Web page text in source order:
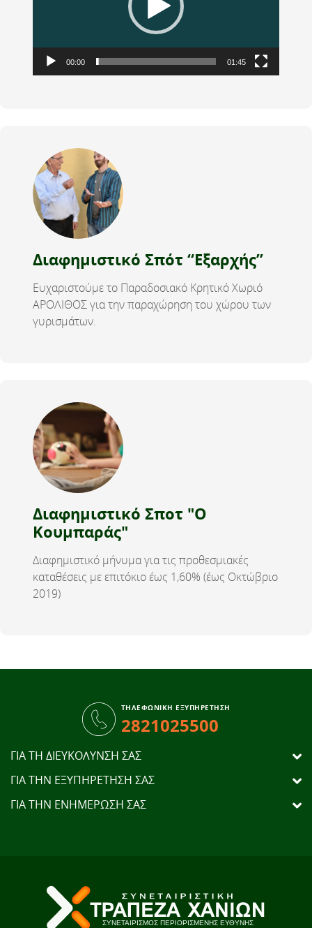
00:00 01:45
Διαφημιστικό Σπότ “Εξαρχής”
Ευχαριστούμε το Παραδοσιακό Κρητικό Χωριό
ΑΡΟΛΙΘΟΣ για την παραχώρηση του χώρου των
γυρισμάτων.
Διαφημιστικό Σποτ "Ο
Κουμπαράς"
Διαφημιστικό μήνυμα για τις προθεσμιακές
καταθέσεις με επιτόκιο έως 1,60% (έως Οκτώβριο
2019)
ΤΗΛΕΦΩΝΙΚΗ ΕΞΥΠΗΡΕΤΗΣΗ
2821025500
ΓΙΑ ΤΗ ΔΙΕΥΚΟΛΥΝΣΗ ΣΑΣ
ΓΙΑ ΤΗΝ ΕΞΥΠΗΡΕΤΗΣΗ ΣΑΣ
ΓΙΑ ΤΗΝ ΕΝΗΜΕΡΩΣΗ ΣΑΣ